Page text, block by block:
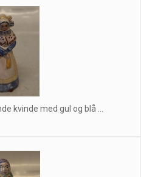
kvinde med gul og blå ...